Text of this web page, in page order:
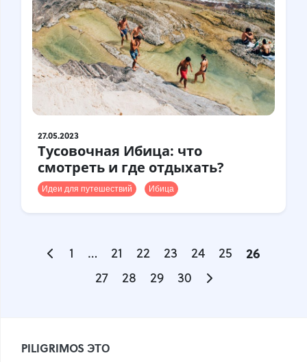
27.05.2023
Тусовочная Ибица: что
смотреть и где отдыхать?
Идеи для путешествий Ибица
1 … 21 22 23 24 25 26
27 28 29 30
PILIGRIMOS ЭТО